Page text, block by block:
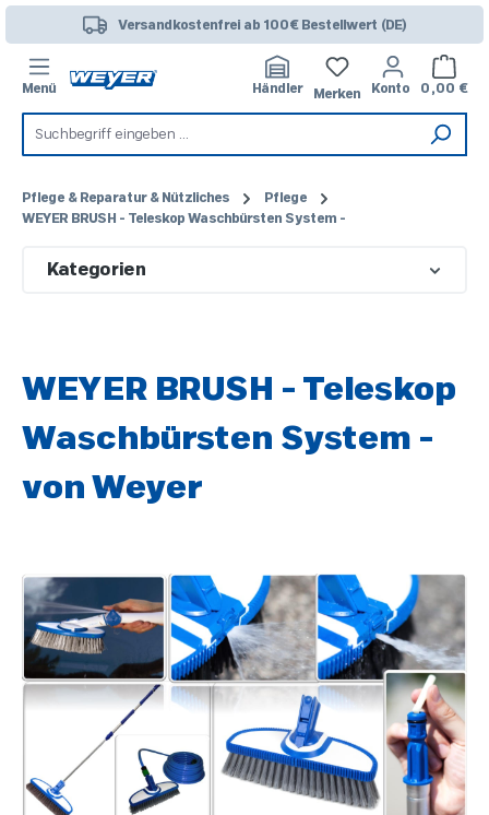
Zum Hauptinhalt springenVersandkostenfrei ab 100€ Bestellwert (DE)
Menü Händler Merken Konto 0,00 €
Pflege & Reparatur & Nützliches
Pflege
WEYER BRUSH - Teleskop Waschbürsten System -
Kategorien
WEYER BRUSH - Teleskop
Waschbürsten System -
von Weyer